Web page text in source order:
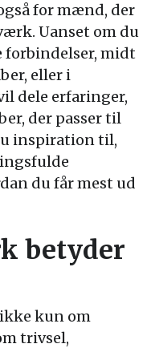
for mænd, der
Uanset om du
forbindelser, midt
eller i
dele erfaringer,
der passer til
inspiration til,
du får mest ud
betyder
kun om
trivsel,